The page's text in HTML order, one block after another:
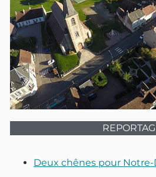
Deux chênes pour